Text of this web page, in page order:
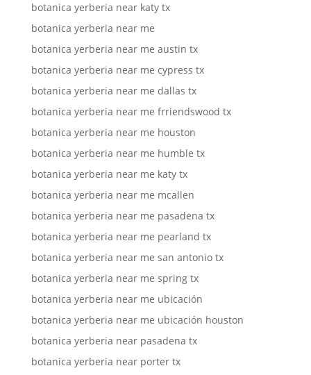
botanica yerberia near katy tx
botanica yerberia near me
botanica yerberia near me austin tx
botanica yerberia near me cypress tx
botanica yerberia near me dallas tx
botanica yerberia near me frriendswood tx
botanica yerberia near me houston
botanica yerberia near me humble tx
botanica yerberia near me katy tx
botanica yerberia near me mcallen
botanica yerberia near me pasadena tx
botanica yerberia near me pearland tx
botanica yerberia near me san antonio tx
botanica yerberia near me spring tx
botanica yerberia near me ubicación
botanica yerberia near me ubicación houston
botanica yerberia near pasadena tx
botanica yerberia near porter tx